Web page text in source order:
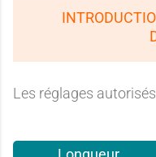
Les réglages